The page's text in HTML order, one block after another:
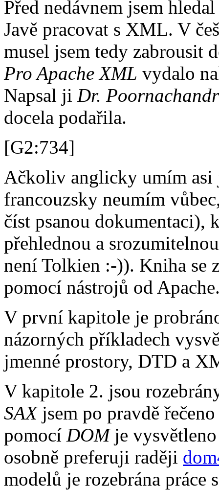
Před nedávnem jsem
Javě pracovat s XML. V
musel jsem tedy zabrousit
Pro Apache XML vydalo
Napsal ji Dr.
docela podařila.
[G2:734]
Ačkoliv anglicky umím asi
francouzsky neumím
číst psanou dokumentaci),
přehlednou a
není Tolkien :-)). Kniha se
pomocí nástrojů od
V první kapitole je
názorných příkladech
jmenné prostory, DTD a
V kapitole 2. jsou
SAXjsem po pravdě
pomocí DOMje
osobně preferuji raději
modelů je rozebrána práce